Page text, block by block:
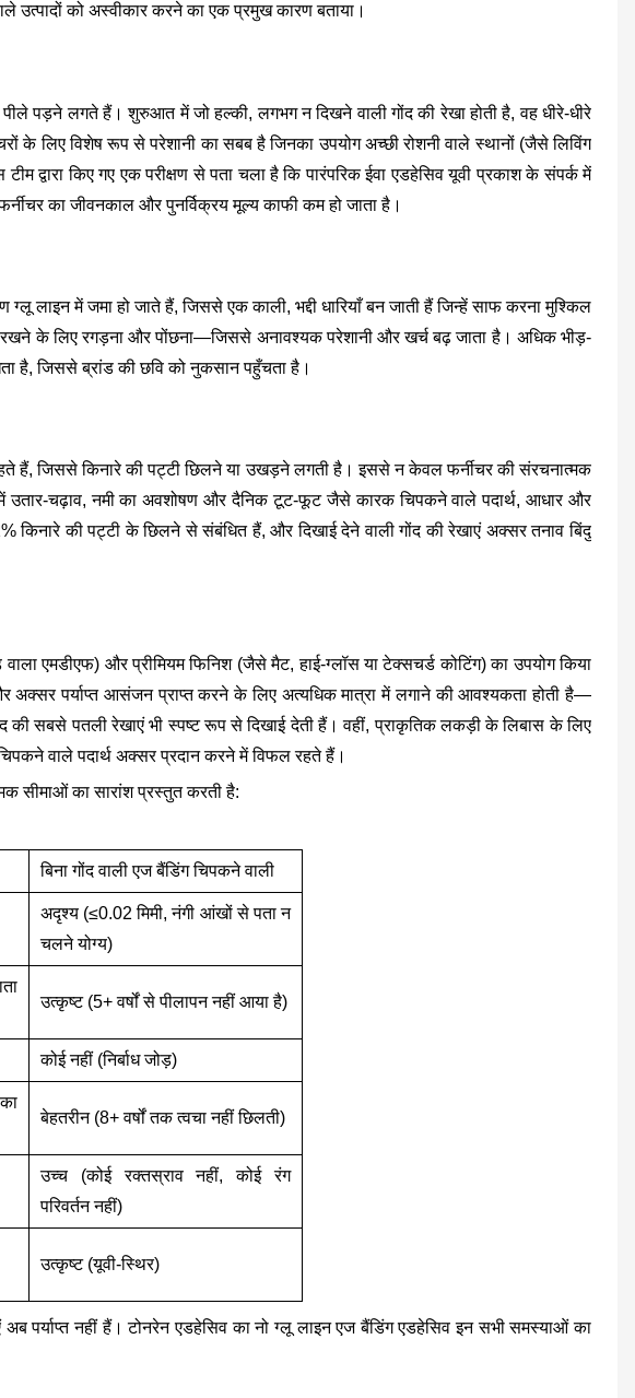
उत्पादों को अस्वीकार करने का एक प्रमुख कारण बताया।
पड़ने लगते हैं। शुरुआत में जो हल्की, लगभग न दिखने वाली गोंद की रेखा होती है, वह धीरे-धीरे
के लिए विशेष रूप से परेशानी का सबब है जिनका उपयोग अच्छी रोशनी वाले स्थानों (जैसे लिविंग
द्वारा किए गए एक परीक्षण से पता चला है कि पारंपरिक ईवा एडहेसिव यूवी प्रकाश के संपर्क में
का जीवनकाल और पुनर्विक्रय मूल्य काफी कम हो जाता है।
में जमा हो जाते हैं, जिससे एक काली, भद्दी धारियाँ बन जाती हैं जिन्हें साफ करना मुश्किल
के लिए रगड़ना और पोंछना—जिससे अनावश्यक परेशानी और खर्च बढ़ जाता है। अधिक भीड़-
है, जिससे ब्रांड की छवि को नुकसान पहुँचता है।
हैं, जिससे किनारे की पट्टी छिलने या उखड़ने लगती है। इससे न केवल फर्नीचर की संरचनात्मक
में उतार-चढ़ाव, नमी का अवशोषण और दैनिक टूट-फूट जैसे कारक चिपकने वाले पदार्थ, आधार और
की पट्टी के छिलने से संबंधित हैं, और दिखाई देने वाली गोंद की रेखाएं अक्सर तनाव बिंदु
एमडीएफ) और प्रीमियम फिनिश (जैसे मैट, हाई-ग्लॉस या टेक्सचर्ड कोटिंग) का उपयोग किया
अक्सर पर्याप्त आसंजन प्राप्त करने के लिए अत्यधिक मात्रा में लगाने की आवश्यकता होती है—
की सबसे पतली रेखाएं भी स्पष्ट रूप से दिखाई देती हैं। वहीं, प्राकृतिक लकड़ी के लिबास के लिए
वाले पदार्थ अक्सर प्रदान करने में विफल रहते हैं।
सीमाओं का सारांश प्रस्तुत करती है:
बिना गोंद वाली एज बैंडिंग चिपकने वाली
अदृश्य (≤0.02 मिमी, नंगी आंखों से पता न
चलने योग्य)
उत्कृष्ट (5+ वर्षों से पीलापन नहीं आया है)
कोई नहीं (निर्बाध जोड़)
बेहतरीन (8+ वर्षों तक त्वचा नहीं छिलती)
उच्च (कोई रक्तस्राव नहीं, कोई रंग
परिवर्तन नहीं)
उत्कृष्ट (यूवी-स्थिर)
पर्याप्त नहीं हैं। टोनरेन एडहेसिव का नो ग्लू लाइन एज बैंडिंग एडहेसिव इन सभी समस्याओं का